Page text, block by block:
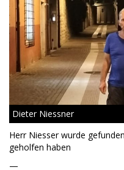
Dieter Niessner
Herr Niesser wurde
geholfen haben
—